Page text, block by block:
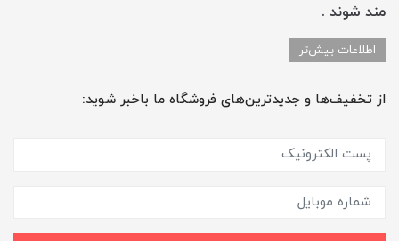
مند شوند .
اطلاعات بیش‌تر
از تخفیف‌ها و جدیدترین‌های فروشگاه ما باخبر شوید: